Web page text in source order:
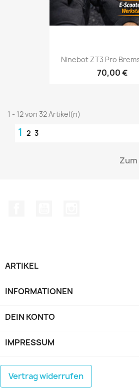
Ninebot ZT3 Pro
70,00 €
1 - 12 von 32 Artikel(n)
1 2 3
ARTIKEL
INFORMATIONEN
DEIN KONTO
IMPRESSUM
Vertrag widerrufen